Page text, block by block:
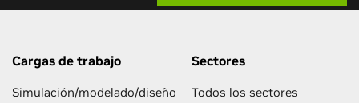
Cargas de trabajo
Simulación/modelado/diseño
Sectores
Todos los sectores